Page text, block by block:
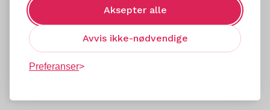
Aksepter alle
Avvis ikke-nødvendige
Preferanser